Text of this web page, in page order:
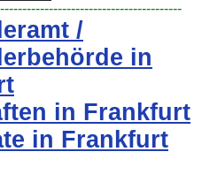
/
in
in Frankfurt
in Frankfurt